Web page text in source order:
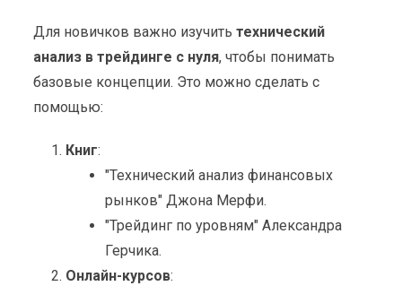
Для новичков важно изучить технический
анализ в трейдинге с нуля, чтобы понимать
базовые концепции. Это можно сделать с
помощью:
Книг:
"Технический анализ финансовых
рынков" Джона Мерфи.
"Трейдинг по уровням" Александра
Герчика.
Онлайн-курсов: